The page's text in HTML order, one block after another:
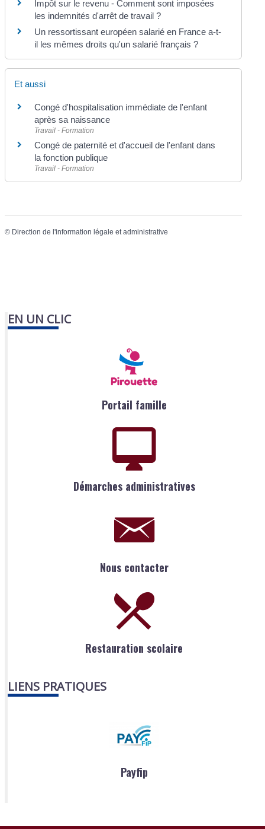
Impôt sur le revenu - Comment sont imposées
les indemnités d'arrêt de travail ?
Un ressortissant européen salarié en France a-t-
il les mêmes droits qu'un salarié français ?
Et aussi
Congé d'hospitalisation immédiate de l'enfant
après sa naissance
Travail - Formation
Congé de paternité et d'accueil de l'enfant dans
la fonction publique
Travail - Formation
© Direction de l'information légale et administrative
EN UN CLIC
Portail famille
Démarches administratives
Nous contacter
Restauration scolaire
LIENS PRATIQUES
Payfip